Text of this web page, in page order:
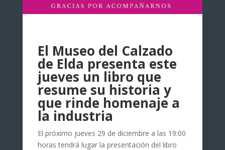
El Museo del Calzado
de Elda presenta este
jueves un libro que
resume su historia y
que rinde homenaje a
la industria
El próximo jueves 29 de diciembre a las 19:00
horas tendrá lugar la presentación del libro